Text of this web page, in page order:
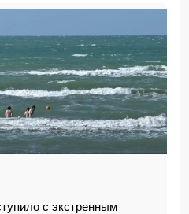
с экстренным